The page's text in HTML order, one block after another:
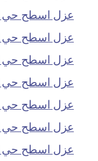
عزل اسطح حي
عزل اسطح حي
عزل اسطح حي
عزل اسطح حي
عزل اسطح حي
عزل اسطح حي
عزل اسطح حي